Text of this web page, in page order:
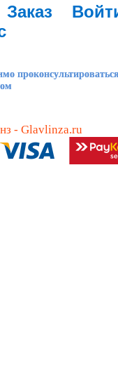
Заказ
- Glavlinza.ru